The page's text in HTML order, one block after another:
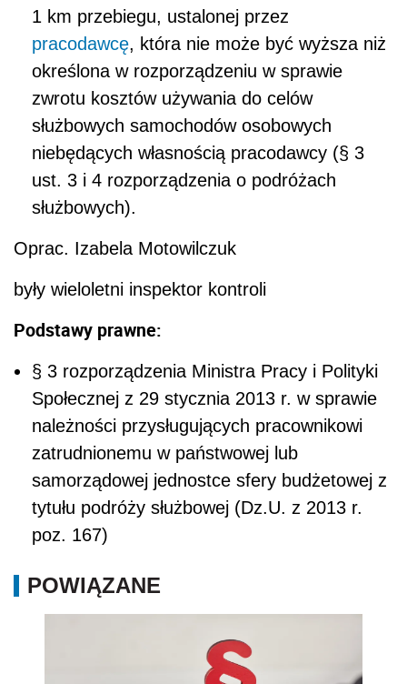
1 km przebiegu, ustalonej przez
pracodawcę, która nie może być wyższa niż
określona w rozporządzeniu w sprawie
zwrotu kosztów używania do celów
służbowych samochodów osobowych
niebędących własnością pracodawcy (§ 3
ust. 3 i 4 rozporządzenia o podróżach
służbowych).
Oprac. Izabela Motowilczuk
były wieloletni inspektor kontroli
Podstawy prawne:
§ 3 rozporządzenia Ministra Pracy i Polityki
Społecznej z 29 stycznia 2013 r. w sprawie
należności przysługujących pracownikowi
zatrudnionemu w państwowej lub
samorządowej jednostce sfery budżetowej z
tytułu podróży służbowej (Dz.U. z 2013 r.
poz. 167)
POWIĄZANE